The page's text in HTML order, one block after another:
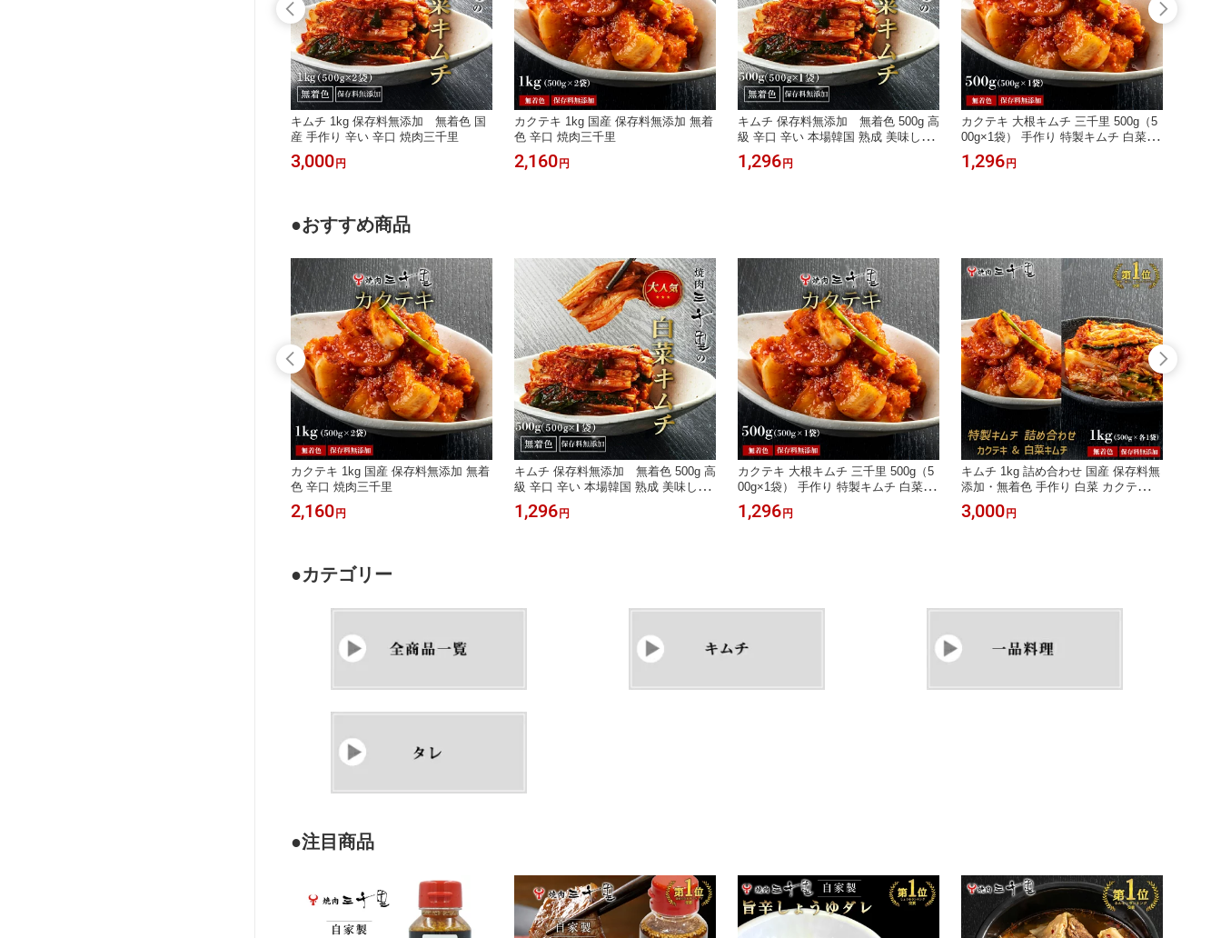
キムチ 1kg 保存料無添加 無着色 国
産 手作り 辛い 辛口 焼肉三千里
3,000 円
カクテキ 1kg 国産 保存料無添加 無着
色 辛口 焼肉三千里
2,160 円
キムチ 保存料無添加 無着色 500g 高
級 辛口 辛い 本場韓国 熟成 美味しい
王道 無添加キムチ にんにく 乳酸菌
本場 韓国 びっくり ヤンニョム 甘い
1,296 円
カクテキ 大根キムチ 三千里 500g（5
00g×1袋） 手作り 特製キムチ 白菜 焼
肉屋のキムチ キムチ鍋 チゲ 手作りキ
ムチ 大根 辛い 人気 プレゼント ギフ
1,296 円
●おすすめ商品
カクテキ 1kg 国産 保存料無添加 無着
色 辛口 焼肉三千里
2,160 円
キムチ 保存料無添加 無着色 500g 高
級 辛口 辛い 本場韓国 熟成 美味しい
王道 無添加キムチ にんにく 乳酸菌
本場 韓国 びっくり ヤンニョム 甘い
1,296 円
カクテキ 大根キムチ 三千里 500g（5
00g×1袋） 手作り 特製キムチ 白菜 焼
肉屋のキムチ キムチ鍋 チゲ 手作りキ
ムチ 大根 辛い 人気 プレゼント ギフ
1,296 円
キムチ 1kg 詰め合わせ 国産 保存料無
添加・無着色 手作り 白菜 カクテキ
辛い おつまみ 辛口 焼肉三千里
3,000 円
●カテゴリー
●注目商品